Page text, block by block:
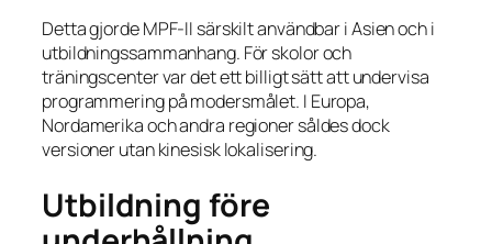
Detta gjorde MPF-II särskilt användbar i Asien och i
utbildningssammanhang. För skolor och
träningscenter var det ett billigt sätt att undervisa
programmering på modersmålet. I Europa,
Nordamerika och andra regioner såldes dock
versioner utan kinesisk lokalisering.
Utbildning före